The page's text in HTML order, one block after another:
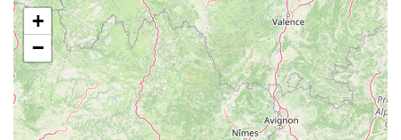
+
−